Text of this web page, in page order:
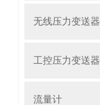
无线压力变送器
工控压力变送器
流量计